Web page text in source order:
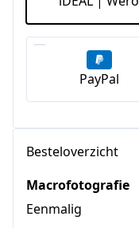
PayPal
Besteloverzicht
Macrofotografie
Eenmalig